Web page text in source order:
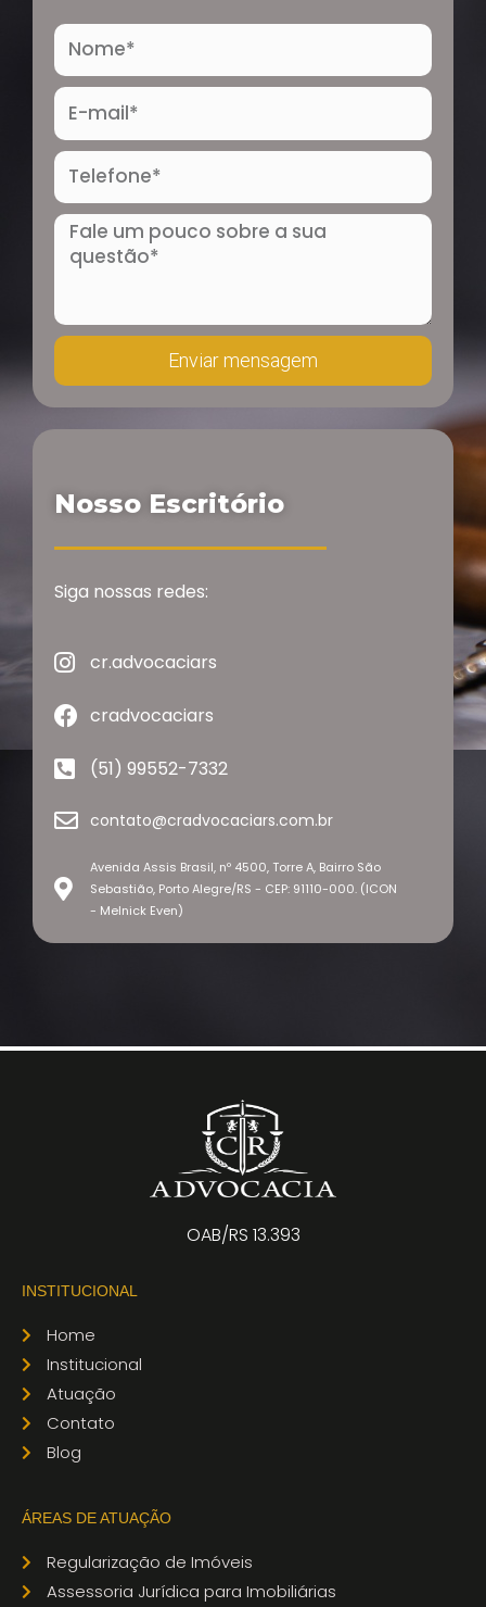
Nome
E-
mail
Telefone
Mensagem
Enviar mensagem
Nosso Escritório
Siga nossas redes:
cr.advocaciars
cradvocaciars
(51) 99552-7332
contato@cradvocaciars.com.br
Avenida Assis Brasil, nº 4500, Torre A, Bairro São
Sebastião, Porto Alegre/RS - CEP: 91110-000. (ICON
- Melnick Even)
OAB/RS 13.393
INSTITUCIONAL
Home
Institucional
Atuação
Contato
Blog
ÁREAS DE ATUAÇÃO
Regularização de Imóveis
Assessoria Jurídica para Imobiliárias